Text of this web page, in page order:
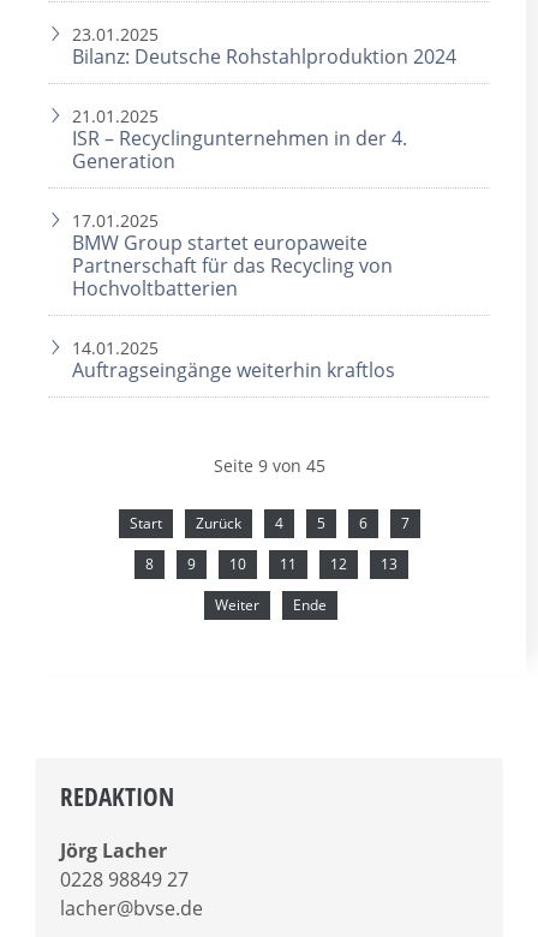
23.01.2025
Bilanz: Deutsche Rohstahlproduktion 2024
21.01.2025
ISR – Recyclingunternehmen in der 4.
Generation
17.01.2025
BMW Group startet europaweite
Partnerschaft für das Recycling von
Hochvoltbatterien
14.01.2025
Auftragseingänge weiterhin kraftlos
Seite 9 von 45
Start Zurück 4 5 6 7
8 9 10 11 12 13
Weiter Ende
REDAKTION
Jörg Lacher
0228 98849 27
lacher@bvse.de